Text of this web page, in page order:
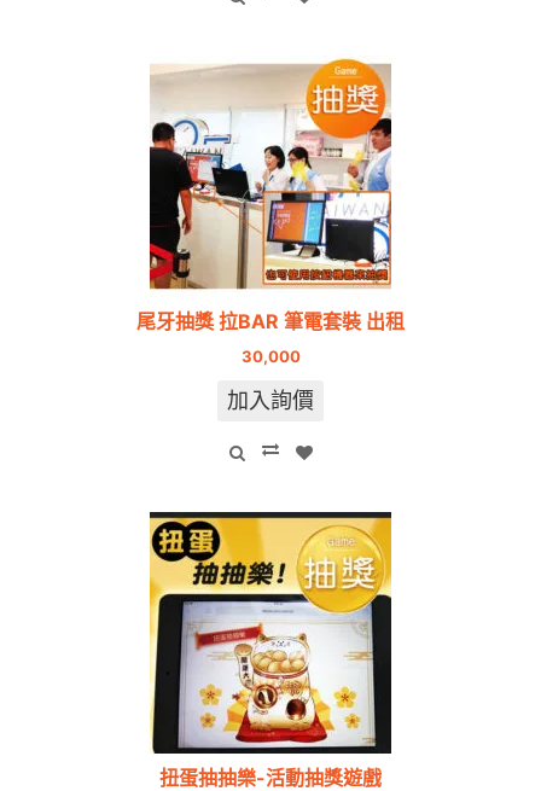
尾牙抽獎 拉BAR 筆電套裝 出租
30,000
加入詢價
扭蛋抽抽樂-活動抽獎遊戲